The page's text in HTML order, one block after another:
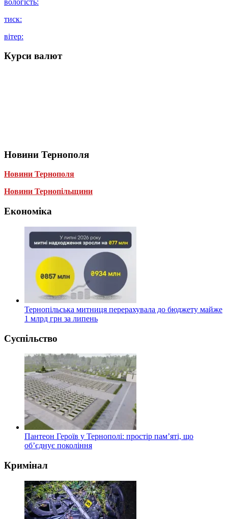
тиск:
вітер:
Курси валют
Новини Тернополя
Новини Тернополя
Новини Тернопільщини
Економіка
Тернопільська митниця перерахувала до бюджету майже
1 млрд грн за липень
Суспільство
Пантеон Героїв у Тернополі: простір пам’яті, що
об’єднує покоління
Кримінал